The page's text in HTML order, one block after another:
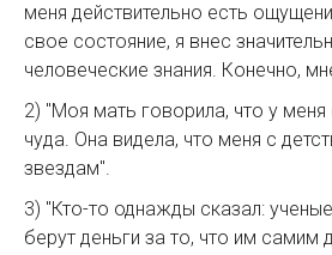
меня действительно есть
свое состояние, я внес
человеческие знания. Конечно,
2) "Моя мать говорила, что у меня
чуда. Она видела, что меня с
звездам".
3) "Кто-то однажды сказал: ученые
берут деньги за то, что им самим